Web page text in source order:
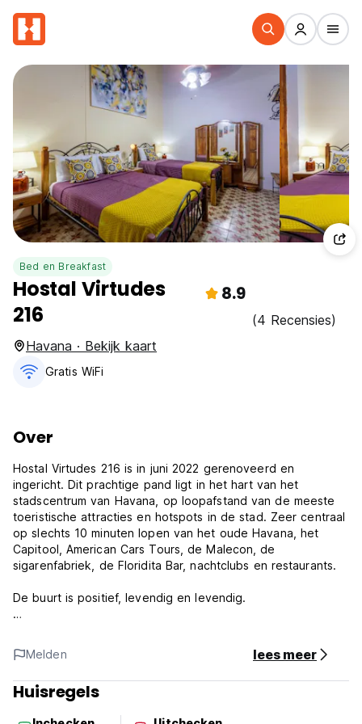
Bed en Breakfast
Hostal Virtudes
216
8.9
(4 Recensies)
Havana · Bekijk kaart
Gratis WiFi
Over
Hostal Virtudes 216 is in juni 2022 gerenoveerd en
ingericht. Dit prachtige pand ligt in het hart van het
stadscentrum van Havana, op loopafstand van de meeste
toeristische attracties en hotspots in de stad. Zeer centraal
op slechts 10 minuten lopen van het oude Havana, het
Capitool, American Cars Tours, de Malecon, de
sigarenfabriek, de Floridita Bar, nachtclubs en restaurants.
De buurt is positief, levendig en levendig.
die Havana bezoeken, omdat het een charmante sfeer
biedt, evenals talrijke diensten die zijn ontworpen om uw
verblijf te verbeteren. Wij zijn te allen tijde beschikbaar om
u te helpen met alle informatie of vereisten die u heeft
Melden lees meer
Huisregels